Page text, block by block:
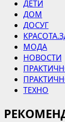
ДЕТИ
ДОМ
ДОСУГ
МОДА
НОВОСТИ
ТЕХНО